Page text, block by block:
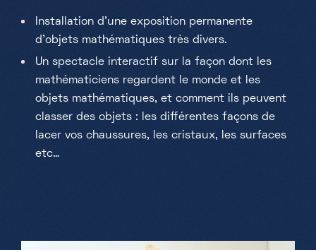
Installation d’une exposition permanente
d'objets mathématiques très divers.
Un spectacle interactif sur la façon dont les
mathématiciens regardent le monde et les
objets mathématiques, et comment ils peuvent
classer des objets : les différentes façons de
lacer vos chaussures, les cristaux, les surfaces
etc…